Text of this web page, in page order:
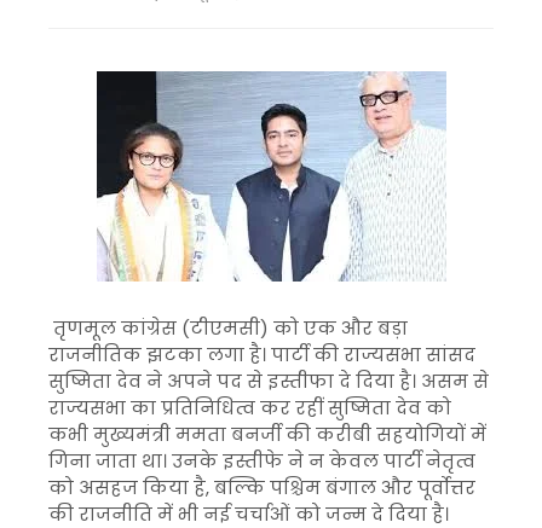
तृणमूल कांग्रेस (टीएमसी) को एक और बड़ा
राजनीतिक झटका लगा है। पार्टी की राज्यसभा सांसद
सुष्मिता देव ने अपने पद से इस्तीफा दे दिया है। असम से
राज्यसभा का प्रतिनिधित्व कर रहीं सुष्मिता देव को
कभी मुख्यमंत्री ममता बनर्जी की करीबी सहयोगियों में
गिना जाता था। उनके इस्तीफे ने न केवल पार्टी नेतृत्व
को असहज किया है, बल्कि पश्चिम बंगाल और पूर्वोत्तर
की राजनीति में भी नई चर्चाओं को जन्म दे दिया है।